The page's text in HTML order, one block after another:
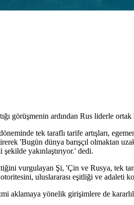
görüşmenin ardından Rus liderle ortak
tek taraflı tarife artışları,
'Bugün dünya barışçıl olmaktan
yakınlaştırıyor.' dedi.
vurgulayan Şi, 'Çin ve Rusya, tek
uluslararası eşitliği ve adaleti
aklamaya yönelik girişimlere de